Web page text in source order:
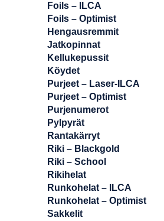
Foils – ILCA
Foils – Optimist
Hengausremmit
Jatkopinnat
Kellukepussit
Köydet
Purjeet – Laser-ILCA
Purjeet – Optimist
Purjenumerot
Pylpyrät
Rantakärryt
Riki – Blackgold
Riki – School
Rikihelat
Runkohelat – ILCA
Runkohelat – Optimist
Sakkelit